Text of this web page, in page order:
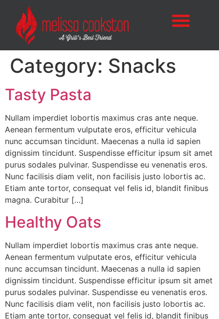
Category: Snacks
Tasty Pasta
Nullam imperdiet lobortis maximus cras ante neque.
Aenean fermentum vulputate eros, efficitur vehicula
nunc accumsan tincidunt. Maecenas a nulla id sapien
dignissim tincidunt. Suspendisse efficitur ipsum sit amet
purus sodales pulvinar. Suspendisse eu venenatis eros.
Nunc facilisis diam velit, non facilisis justo lobortis ac.
Etiam ante tortor, consequat vel felis id, blandit finibus
magna. Curabitur […]
Healthy Oats
Nullam imperdiet lobortis maximus cras ante neque.
Aenean fermentum vulputate eros, efficitur vehicula
nunc accumsan tincidunt. Maecenas a nulla id sapien
dignissim tincidunt. Suspendisse efficitur ipsum sit amet
purus sodales pulvinar. Suspendisse eu venenatis eros.
Nunc facilisis diam velit, non facilisis justo lobortis ac.
Etiam ante tortor, consequat vel felis id, blandit finibus